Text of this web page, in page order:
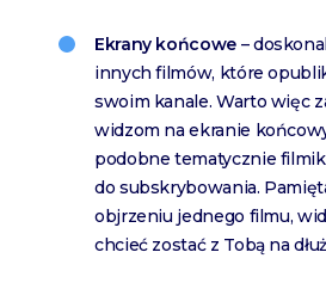
Ekrany końcowe–
innych filmów, które
swoim kanale. Warto więc
widzom na ekranie
podobne tematycznie
do subskrybowania.
objrzeniu jednego filmu,
chcieć zostać z Tobą na